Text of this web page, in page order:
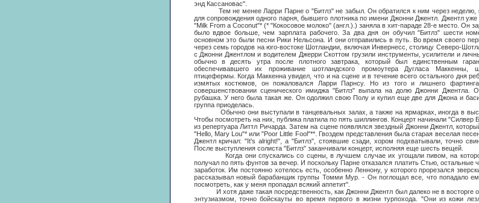
энд Кассановас".
Тем не менее Ларри Парне о "Битлз" не забыл. Он обратился к ним через неделю,
для сопровождения одного парня, бывшего плотника по имени Джонни Джентл. Джентл уже
"Milk From a Coconut"* (* "Кокосовое молоко" (англ.).) заняла в хит-параде 28-е место. Он
было вдвое больше, чем зарплата рабочего. За два дня он обучил "Битлз" шести
основном это были песни Рики Нельсона. И они отправились в путь. Во время своего
через семь городов на юго-востоке Шотландии, включая Инвернесс, столицу Северо-
с Джонни Джентлом и водителем Джерри Скоттом грузили инструменты, усилители и
обычно в десять утра после плотного завтрака, который был единственным
обеспечивавшего их проживание шотландского промоутера Дугласа Маккенны,
птицефермы. Когда Маккенна увидел, что и на сцене и в течение всего остального дня
измятых костюмов, он пожаловался Ларри Парнсу. Но из того и лишнего
совершенствовании сценического имиджа "Битлз" выпала на долю Джонни
рубашка. У него была такая же. Он одолжил свою Полу и купил еще две для Джона и
группа приоделась.
Обычно они выступали в танцевальных залах, а также на ярмарках, иногда в
Чтобы посмотреть на них, публика платила по пять шиллингов. Концерт начинали
из репертуара Литтл Ричарда. Затем на сцене появлялся звездный Джонни Джентл,
"Hello, Mary Lou"* или "Poor Little Fool"**. Гвоздем представления была старая веселая
Джентл кричал: "It's alright!", а "Битлз", стоявшие сзади, хором подхватывали, точно
После выступления солиста "Битлз" заканчивали концерт, исполняя еще шесть вещей.
Когда они спускались со сцены, в лучшем случае их угощали пивом, на
получал по пять фунтов за вечер. И поскольку Парне отказался платить Стью,
заработок. Им постоянно хотелось есть, особенно Леннону, у которого прорезался
рассказывал новый барабанщик группы Томми Мур. - Он поглощал все, что попадало
посмотреть, как у меня пропадал всякий аппетит".
И хотя даже такая посредственность, как Джонни Джентл был далеко не в восторге
энтузиазмом, точно бойскауты во время первого в жизни турпохода. "Они из кожи